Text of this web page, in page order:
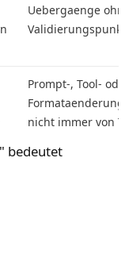
Uebergaenge
Validierungspunkt
Prompt-, Tool-
nicht immer von
bedeutet